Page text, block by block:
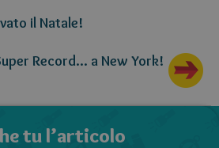
il Natale!
Record... a New York!
tu l’articolo